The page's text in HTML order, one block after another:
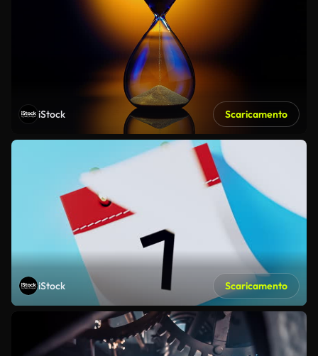
iStock Scaricamento
iStock Scaricamento